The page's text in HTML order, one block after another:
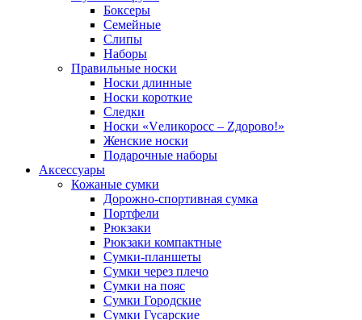
Боксеры
Семейные
Слипы
Наборы
Правильные носки
Носки длинные
Носки короткие
Следки
Носки «Vеликоросс – Zдорово!»
Женские носки
Подарочные наборы
Аксессуары
Кожаные сумки
Дорожно-спортивная сумка
Портфели
Рюкзаки
Рюкзаки компактные
Сумки-планшеты
Сумки через плечо
Сумки на пояс
Сумки Городские
Сумки Гусарские